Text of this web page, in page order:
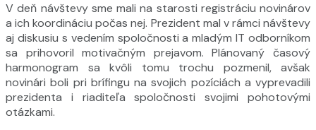
V deň návštevy sme mali na starosti registráciu novinárov
a ich koordináciu počas nej. Prezident mal v rámci návštevy
aj diskusiu s vedením spoločnosti a mladým IT odborníkom
sa prihovoril motivačným prejavom. Plánovaný časový
harmonogram sa kvôli tomu trochu pozmenil, avšak
novinári boli pri brífingu na svojich pozíciách a vyprevadili
prezidenta i riaditeľa spoločnosti svojimi pohotovými
otázkami.